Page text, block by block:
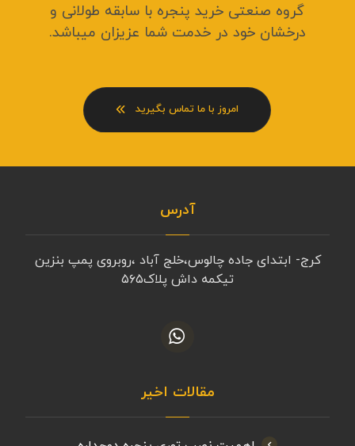
گروه صنعتی خرید پنجره با سابقه طولانی و
درخشان خود در خدمت شما عزیزان میباشد.
امروز با ما تماس بگیرید
آدرس
کرج- ابتدای جاده چالوس،خلج آباد ،روبروی پمپ بنزین
تیکمه داش پلاک۵۶۵
مقالات اخیر